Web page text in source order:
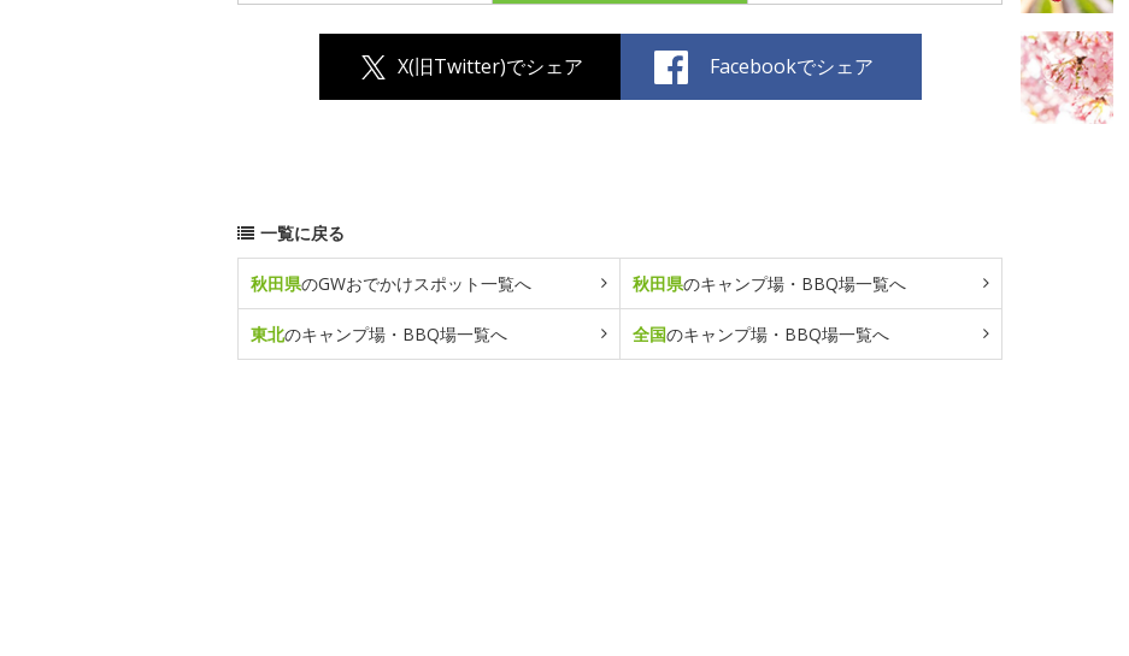
X(旧Twitter)でシェア Facebookでシェア
一覧に戻る
秋田県のGWおでかけスポット一覧へ 秋田県のキャンプ場・BBQ場一覧へ
東北のキャンプ場・BBQ場一覧へ 全国のキャンプ場・BBQ場一覧へ